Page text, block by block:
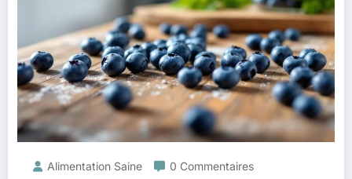
Alimentation Saine 0 Commentaires